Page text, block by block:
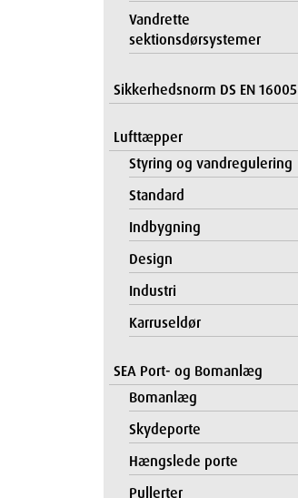
Vandrette
sektionsdørsystemer
Sikkerhedsnorm DS EN 16005
Lufttæpper
Styring og vandregulering
Standard
Indbygning
Design
Industri
Karruseldør
SEA Port- og Bomanlæg
Bomanlæg
Skydeporte
Hængslede porte
Pullerter